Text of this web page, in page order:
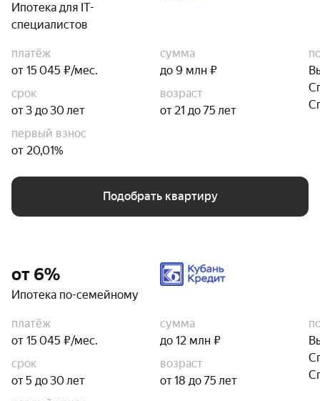
Ипотека для IT-
специалистов
платёж
от 15 045 ₽/мес.
сумма
до 9 млн ₽
срок
от 3 до 30 лет
возраст
от 21 до 75 лет
первый взнос
от 20,01%
Подобрать квартиру
от 6%
Ипотека по-семейному
платёж
от 15 045 ₽/мес.
сумма
до 12 млн ₽
срок
от 5 до 30 лет
возраст
от 18 до 75 лет